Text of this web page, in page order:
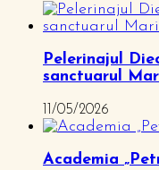
Pelerinajul
sanctuarul
11/05/2026
Academia